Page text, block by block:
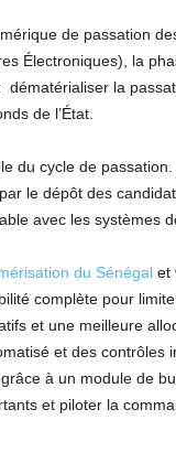
de passation
Électroniques), la
la
de l’État.
du cycle de
le dépôt des
avec les systèmes
du Sénégalet
complète pour
et une meilleure
et des contrôles
à un module de
et piloter la